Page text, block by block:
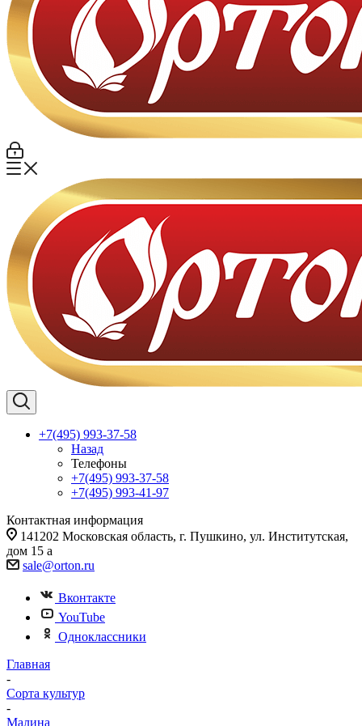
+7(495) 993-37-58
Назад
Телефоны
+7(495) 993-37-58
+7(495) 993-41-97
Контактная информация
141202 Московская область, г. Пушкино, ул. Институтская,
дом 15 а
sale@orton.ru
Вконтакте
YouTube
Одноклассники
Главная
-
Сорта культур
-
Малина